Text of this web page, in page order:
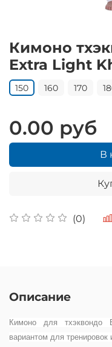
Кимоно
Extra Light
(0)
150 160 170
0.00 руб
В
Описание
Кимоно для тхэквондо
вариантом для тренировок